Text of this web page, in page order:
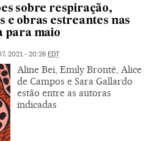
sobre respiração,
e obras estreantes nas
para maio
2021 - 20:26 EDT
Aline Bei, Emily Brontë, Alice
de Campos e Sara Gallardo
estão entre as autoras
indicadas